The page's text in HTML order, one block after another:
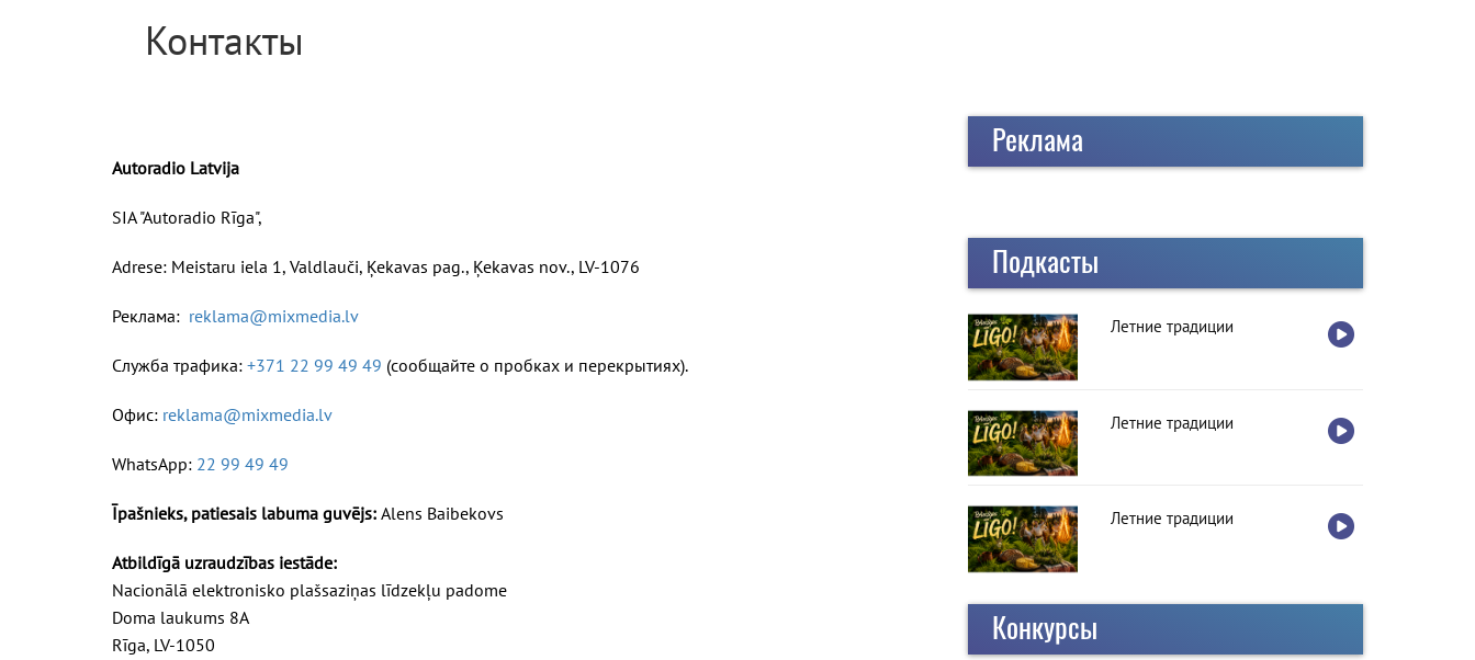
Контакты
Autoradio Latvija
SIA "Autoradio Rīga",
Adrese: Meistaru iela 1, Valdlauči, Ķekavas pag., Ķekavas nov., LV-1076
Реклама: reklama@mixmedia.lv
Служба трафика: +371 22 99 49 49 (сообщайте о пробках и перекрытиях).
Офис: reklama@mixmedia.lv
WhatsApp: 22 99 49 49
Īpašnieks, patiesais labuma guvējs: Alens Baibekovs
Atbildīgā uzraudzības iestāde:
Nacionālā elektronisko plašsaziņas līdzekļu padome
Doma laukums 8A
Rīga, LV-1050
Реклама
Подкасты
Летние традиции
Летние традиции
Летние традиции
Конкурсы